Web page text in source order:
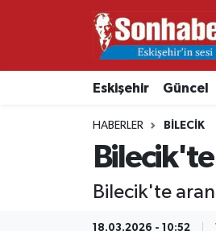
Eskişehir Güncel
HABERLER BILECIK
Bilecik'te
Bilecik'te
18.03.2026 - 10:52
Ekonomi
Kültür & Sanat
Nöbetçi Eczaneler
Namaz Vakitleri
Trafik Durumu
Süper Lig Puan Durumu ve